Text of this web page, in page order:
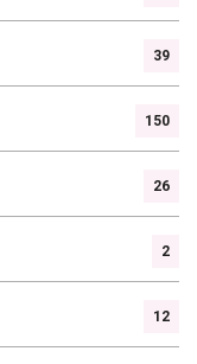
39
150
26
2
12